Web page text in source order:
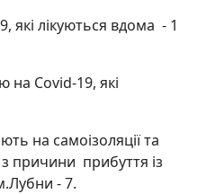
які лікуються вдома - 1
на Covid-19, які
на самоізоляції та
причини прибуття із
- 7.